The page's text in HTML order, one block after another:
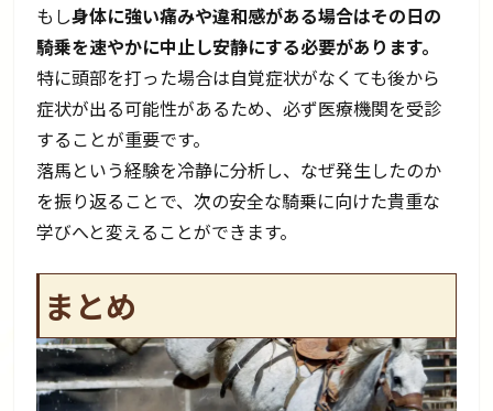
もし身体に強い痛みや違和感がある場合はその日の
騎乗を速やかに中止し安静にする必要があります。
特に頭部を打った場合は自覚症状がなくても後から
症状が出る可能性があるため、必ず医療機関を受診
することが重要です。
落馬という経験を冷静に分析し、なぜ発生したのか
を振り返ることで、次の安全な騎乗に向けた貴重な
学びへと変えることができます。
まとめ